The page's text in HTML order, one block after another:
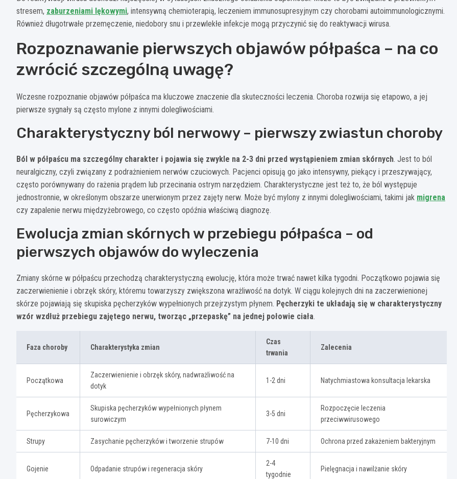
stresem, zaburzeniami lękowymi, intensywną chemioterapią, leczeniem immunosupresyjnym czy chorobami autoimmunologicznymi.
Również długotrwałe przemęczenie, niedobory snu i przewlekłe infekcje mogą przyczynić się do reaktywacji wirusa.
Rozpoznawanie pierwszych objawów półpaśca – na co
zwrócić szczególną uwagę?
Wczesne rozpoznanie objawów półpaśca ma kluczowe znaczenie dla skuteczności leczenia. Choroba rozwija się etapowo, a jej
pierwsze sygnały są często mylone z innymi dolegliwościami.
Charakterystyczny ból nerwowy – pierwszy zwiastun choroby
Ból w półpaścu ma szczególny charakter i pojawia się zwykle na 2-3 dni przed wystąpieniem zmian skórnych. Jest to ból
neuralgiczny, czyli związany z podrażnieniem nerwów czuciowych. Pacjenci opisują go jako intensywny, piekący i przeszywający,
często porównywany do rażenia prądem lub przecinania ostrym narzędziem. Charakterystyczne jest też to, że ból występuje
jednostronnie, w określonym obszarze unerwionym przez zajęty nerw. Może być mylony z innymi dolegliwościami, takimi jak migrena
czy zapalenie nerwu międzyżebrowego, co często opóźnia właściwą diagnozę.
Ewolucja zmian skórnych w przebiegu półpaśca – od
pierwszych objawów do wyleczenia
Zmiany skórne w półpaścu przechodzą charakterystyczną ewolucję, która może trwać nawet kilka tygodni. Początkowo pojawia się
zaczerwienienie i obrzęk skóry, któremu towarzyszy zwiększona wrażliwość na dotyk. W ciągu kolejnych dni na zaczerwienionej
skórze pojawiają się skupiska pęcherzyków wypełnionych przejrzystym płynem. Pęcherzyki te układają się w charakterystyczny
wzór wzdłuż przebiegu zajętego nerwu, tworząc „przepaskę” na jednej połowie ciała.
Faza choroby Charakterystyka zmian
Czas
trwania
Zalecenia
Początkowa
Zaczerwienienie i obrzęk skóry, nadwrażliwość na
dotyk
1-2 dni Natychmiastowa konsultacja lekarska
Pęcherzykowa
Skupiska pęcherzyków wypełnionych płynem
surowiczym
3-5 dni
Rozpoczęcie leczenia
przeciwwirusowego
Strupy Zasychanie pęcherzyków i tworzenie strupów 7-10 dni Ochrona przed zakażeniem bakteryjnym
Gojenie Odpadanie strupów i regeneracja skóry
2-4
tygodnie
Pielęgnacja i nawilżanie skóry